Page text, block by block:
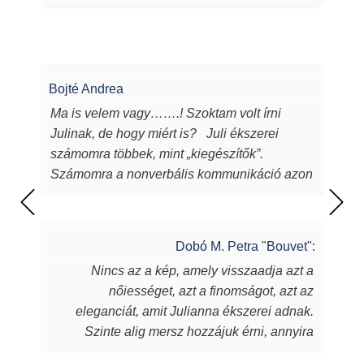
Bojté Andrea
Ma is velem vagy…….! Szoktam volt írni
Julinak, de hogy miért is? Juli ékszerei
számomra többek, mint „kiegészítők”.
Számomra a nonverbális kommunikáció azon
egyediek, csodaszépek, igényesek,
sugározzák az alkotójuk által belevitt
energiát, szeretetet, amit készítőjük alkotás
során beletett. Szeretem a kincseit, viselem
nap mint nap, melyek során magabiztosabb,
Dobó M. Petra "Bouvet":
Nincs az a kép, amely visszaadja azt a
nőiességet, azt a finomságot, azt az
eleganciát, amit Julianna ékszerei adnak.
Szinte alig mersz hozzájuk érni, annyira